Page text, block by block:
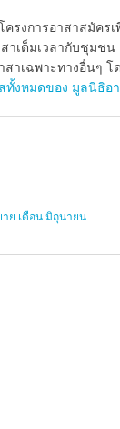
ครงการอาสาสมัค
สาเต็มเวลากับชุมช
สาเฉพาะทางอื่นๆ
ทั้งหมดของ มูลนิธิอ
ย เดือน มิถุนายน